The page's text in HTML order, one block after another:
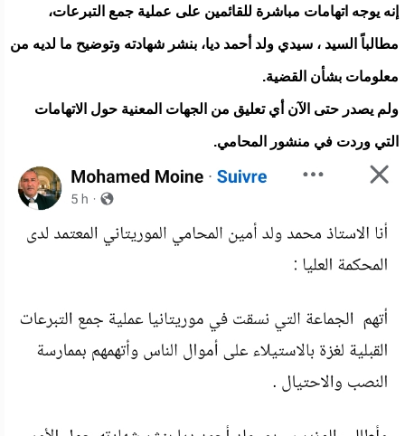
إنه يوجه اتهامات مباشرة للقائمين على عملية جمع التبرعات،
مطالباً السيد ، سيدي ولد أحمد ديا، بنشر شهادته وتوضيح ما لديه من
معلومات بشأن القضية.
ولم يصدر حتى الآن أي تعليق من الجهات المعنية حول الاتهامات
التي وردت في منشور المحامي.